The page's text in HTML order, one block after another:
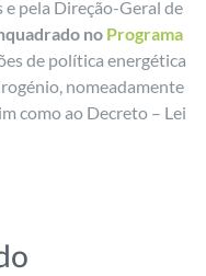
e pela Direção-Geral de
no Programa
de política energética
nomeadamente
como ao Decreto – Lei